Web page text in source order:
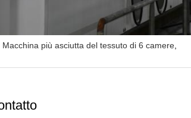
Macchina più asciutta del tessuto di 6 camere